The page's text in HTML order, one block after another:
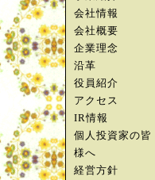
会社情報
会社概要
企業理念
沿革
役員紹介
アクセス
IR情報
個人投資家の皆
様へ
経営方針